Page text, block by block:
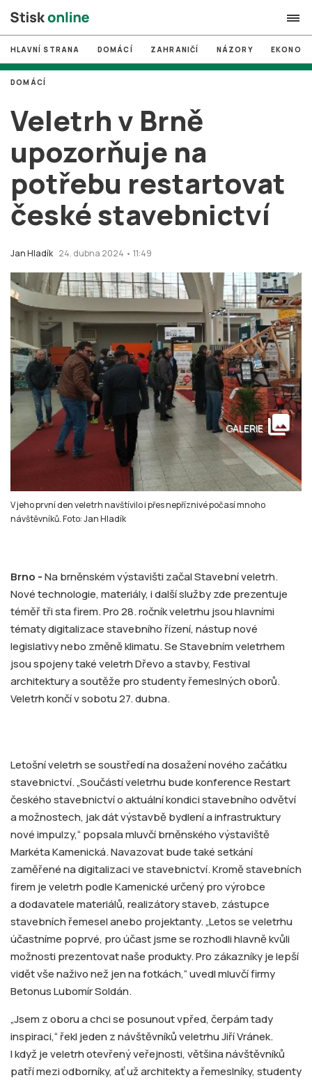
search
# MUNI
# Brno
# volby
login PŘIHLÁSIT SE
Zapomněli jste heslo?
HLAVNÍ STRANA DOMÁCÍ ZAHRANIČÍ NÁZORY
Veletrh v Brně
upozorňuje na
potřebu restartovat
české stavebnictví
Jan Hladík 24. dubna 2024 • 11:49
DOMÁCÍ
V jeho první den veletrh navštívilo i přes nepříznivé počasí mnoho
návštěvníků. Foto: Jan Hladík
GALERIE collections
Brno -Na brněnském výstavišti začal Stavební veletrh.
Nové technologie, materiály, i další služby zde prezentuje
téměř tři sta firem. Pro 28. ročník veletrhu jsou hlavními
tématy digitalizace stavebního řízení, nástup nové
legislativy nebo změně klimatu. Se Stavebním veletrhem
jsou spojeny také veletrh Dřevo a stavby, Festival
architektury a soutěže pro studenty řemeslných oborů.
Veletrh končí v sobotu 27. dubna.
Letošní veletrh se soustředí na dosažení nového začátku
stavebnictví. „Součástí veletrhu bude konference Restart
českého stavebnictví o aktuální kondici stavebního odvětví
a možnostech, jak dát výstavbě bydlení a infrastruktury
nové impulzy,“ popsala mluvčí brněnského výstaviště
Markéta Kamenická. Navazovat bude také setkání
zaměřené na digitalizaci ve stavebnictví. Kromě stavebních
firem je veletrh podle Kamenické určený pro výrobce
a dodavatele materiálů, realizátory staveb, zástupce
stavebních řemesel anebo projektanty. „Letos se veletrhu
účastníme poprvé, pro účast jsme se rozhodli hlavně kvůli
možnosti prezentovat naše produkty. Pro zákazníky je lepší
vidět vše naživo než jen na fotkách,“ uvedl mluvčí firmy
Betonus Lubomír Soldán.
„Jsem z oboru a chci se posunout vpřed, čerpám tady
inspiraci,“ řekl jeden z návštěvníků veletrhu Jiří Vránek.
I když je veletrh otevřený veřejnosti, většina návštěvníků
patří mezi odborníky, ať už architekty a řemeslníky, studenty